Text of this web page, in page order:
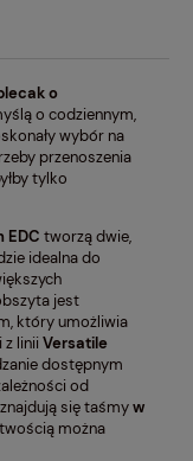
o
o codziennym,
wybór na
przenoszenia
tylko
EDC tworzą dwie,
idealna do
jest
który umożliwia
z linii Versatile
dostępnym
od
się taśmyw
można